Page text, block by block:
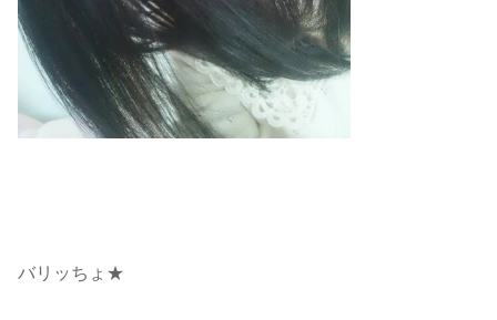
バリッちょ★